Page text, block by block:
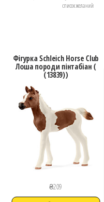
список желаний
Фігурка Schleich Horse Club
Лоша породи пінтабіан (
(13839))
₴209